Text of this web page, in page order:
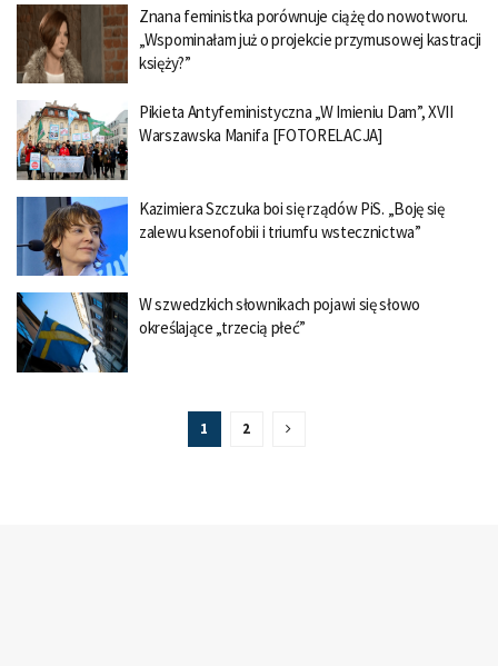
Znana feministka porównuje ciążę do nowotworu.
„Wspominałam już o projekcie przymusowej kastracji
księży?”
Pikieta Antyfeministyczna „W Imieniu Dam”, XVII
Warszawska Manifa [FOTORELACJA]
Kazimiera Szczuka boi się rządów PiS. „Boję się
zalewu ksenofobii i triumfu wstecznictwa”
W szwedzkich słownikach pojawi się słowo
określające „trzecią płeć”
1 2